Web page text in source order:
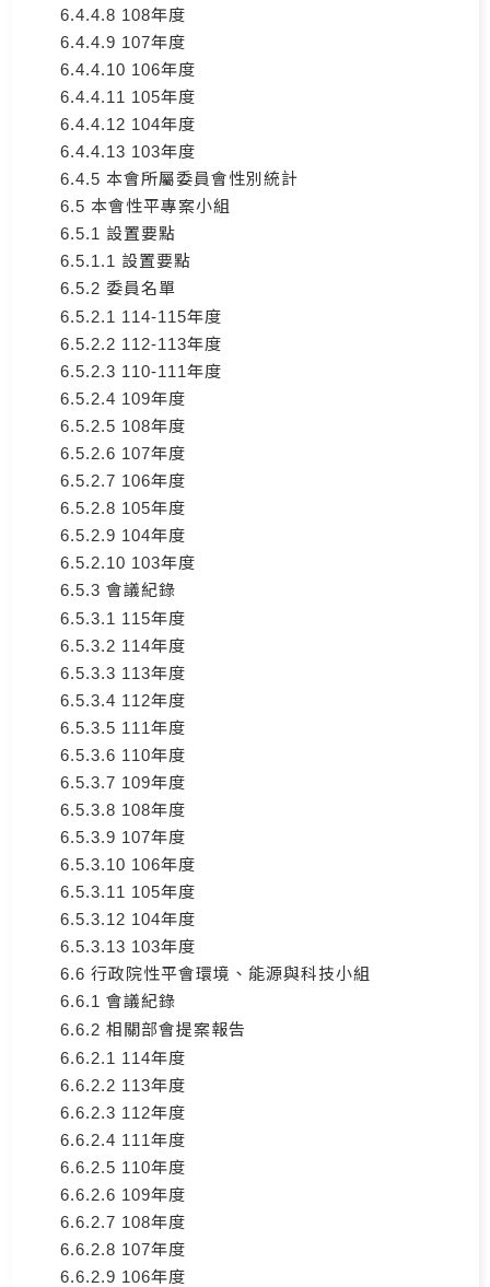
6.4.4.8 108年度
6.4.4.9 107年度
6.4.4.10 106年度
6.4.4.11 105年度
6.4.4.12 104年度
6.4.4.13 103年度
6.4.5 本會所屬委員會性別統計
6.5 本會性平專案小組
6.5.1 設置要點
6.5.1.1 設置要點
6.5.2 委員名單
6.5.2.1 114-115年度
6.5.2.2 112-113年度
6.5.2.3 110-111年度
6.5.2.4 109年度
6.5.2.5 108年度
6.5.2.6 107年度
6.5.2.7 106年度
6.5.2.8 105年度
6.5.2.9 104年度
6.5.2.10 103年度
6.5.3 會議紀錄
6.5.3.1 115年度
6.5.3.2 114年度
6.5.3.3 113年度
6.5.3.4 112年度
6.5.3.5 111年度
6.5.3.6 110年度
6.5.3.7 109年度
6.5.3.8 108年度
6.5.3.9 107年度
6.5.3.10 106年度
6.5.3.11 105年度
6.5.3.12 104年度
6.5.3.13 103年度
6.6 行政院性平會環境、能源與科技小組
6.6.1 會議紀錄
6.6.2 相關部會提案報告
6.6.2.1 114年度
6.6.2.2 113年度
6.6.2.3 112年度
6.6.2.4 111年度
6.6.2.5 110年度
6.6.2.6 109年度
6.6.2.7 108年度
6.6.2.8 107年度
6.6.2.9 106年度